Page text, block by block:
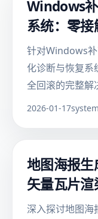
Windows
系统：零
针对Windows
化诊断与恢复系
全回滚的完整解
2026-01-17
地图海报生
矢量瓦片渲
深入探讨地图海